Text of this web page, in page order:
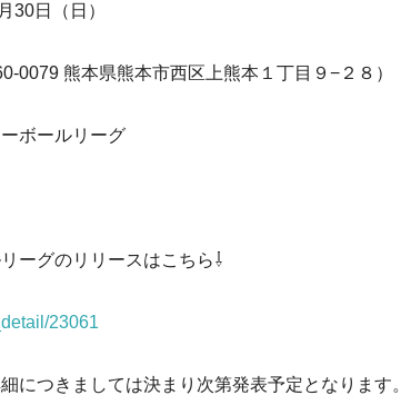
30日（日）
熊本県熊本市西区上熊本１丁目９−２８）
ボールリーグ
ーグのリリースはこちら⇩
23061
につきましては決まり次第発表予定となります。